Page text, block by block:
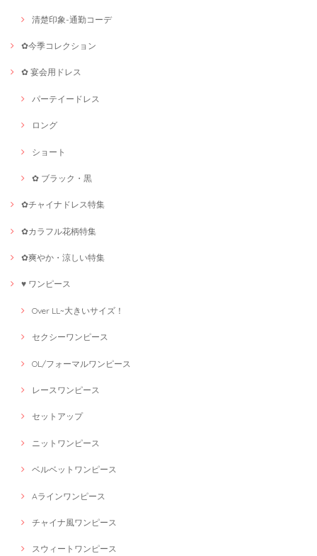
清楚印象-通勤コーデ
✿今季コレクション
✿ 宴会用ドレス
パーテイードレス
ロング
ショート
✿ ブラック・黒
✿チャイナドレス特集
✿カラフル花柄特集
✿爽やか・涼しい特集
♥ ワンピース
Over LL~大きいサイズ！
セクシーワンピース
OL/フォーマルワンピース
レースワンピース
セットアップ
ニットワンピース
ベルベットワンピース
Aラインワンピース
チャイナ風ワンピース
スウィートワンピース